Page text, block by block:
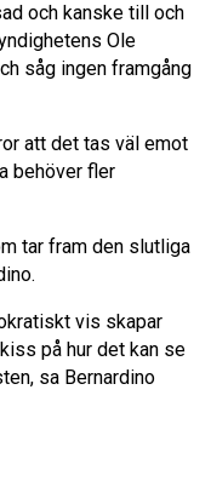
och kanske till och
Ole
såg ingen framgång
att det tas väl emot
behöver fler
tar fram den slutliga
vis skapar
på hur det kan se
sa Bernardino